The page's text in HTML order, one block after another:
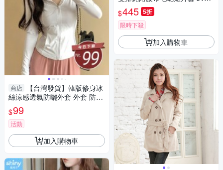
商店
【台灣發貨】韓版修身冰
絲涼感透氣防曬外套 外套 防曬
外套 女裝 上衣 衣服【J335】
$99
活動
加入購物車
Ringbear眼圈熊
$445 5折
限時下殺
加入購物車